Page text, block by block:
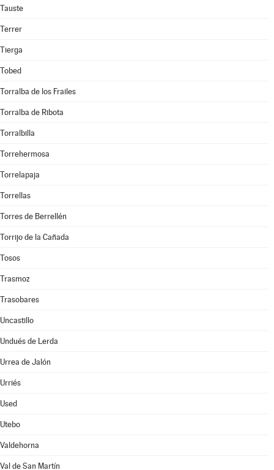
Tauste
Terrer
Tierga
Tobed
Torralba de los Frailes
Torralba de Ribota
Torralbilla
Torrehermosa
Torrelapaja
Torrellas
Torres de Berrellén
Torrijo de la Cañada
Tosos
Trasmoz
Trasobares
Uncastillo
Undués de Lerda
Urrea de Jalón
Urriés
Used
Utebo
Valdehorna
Val de San Martín